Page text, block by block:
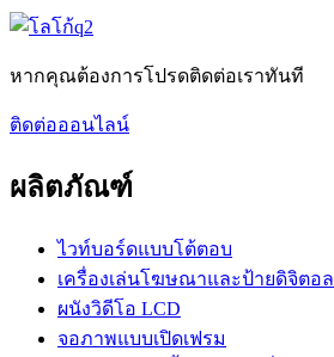
หากคุณต้องการโปรดติดต่อเราทันที
ติดต่อออนไลน์
ผลิตภัณฑ์
ไวท์บอร์ดแบบโต้ตอบ
เครื่องเล่นโฆษณาและป้ายดิจิตอล
ผนังวิดีโอ LCD
จอภาพแบบเปิดเฟรม